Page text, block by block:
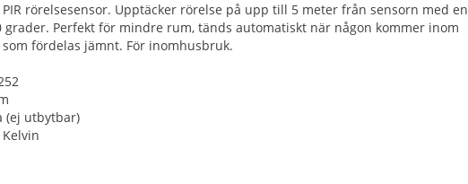
rörelsesensor. Upptäcker rörelse på upp till 5 meter från sensorn med en
grader. Perfekt för mindre rum, tänds automatiskt när någon kommer inom
fördelas jämnt. För inomhusbruk.
(ej utbytbar)